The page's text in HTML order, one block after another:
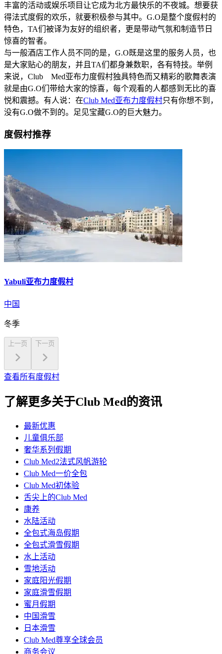
丰富的活动或娱乐项目让它成为北方最快乐的不夜城。想要获
得法式度假的欢乐，就要积极参与其中。G.O是整个度假村的
特色，TA们被译为友好的组织者，更是带动气氛和制造节日
惊喜的智者。
与一般酒店工作人员不同的是，G.O既是这里的服务人员，也
是大家贴心的朋友，并且TA们都身兼数职，各有特技。举例
来说，Club Med亚布力度假村独具特色而又精彩的歌舞表演
就是由G.O们带给大家的惊喜，每个观看的人都感到无比的喜
悦和震撼。有人说：在Club Med亚布力度假村只有你想不到，
没有G.O做不到的。足见宝藏G.O的巨大魅力。
度假村推荐
Yabuli亚布力度假村
中国
冬季
上一页 下一页
查看所有度假村
了解更多关于Club Med的资讯
最新优惠
儿童俱乐部
奢华系列假期
Club Med2法式风帆游轮
Club Med一价全包
Club Med初体验
舌尖上的Club Med
康养
水陆活动
全包式海岛假期
全包式滑雪假期
水上活动
雪地活动
家庭阳光假期
家庭滑雪假期
蜜月假期
中国滑雪
日本滑雪
Club Med尊享全球会员
商务会议